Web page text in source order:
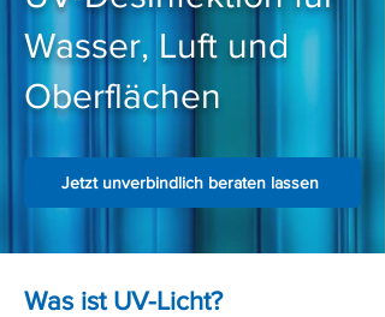
Wasser, Luft und
Oberflächen
Jetzt unverbindlich beraten lassen
Was ist UV-Licht?